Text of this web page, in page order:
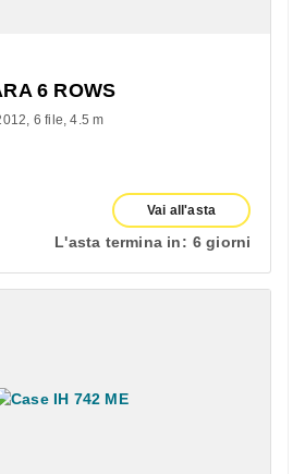
6 ROWS
6 file 4.5 m
Vai all'asta
L'asta termina in: 6 giorni